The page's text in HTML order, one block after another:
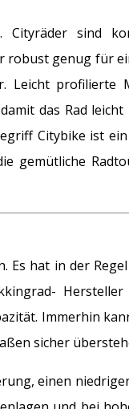
sind
robust genug für
Leicht
das Rad
Citybike ist
gemütliche
Es hat in der
Immerhin
sicher
einen